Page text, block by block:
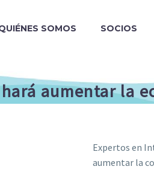
SOMOS SOCIOS
aumentar la
Expertos en
aumentar la